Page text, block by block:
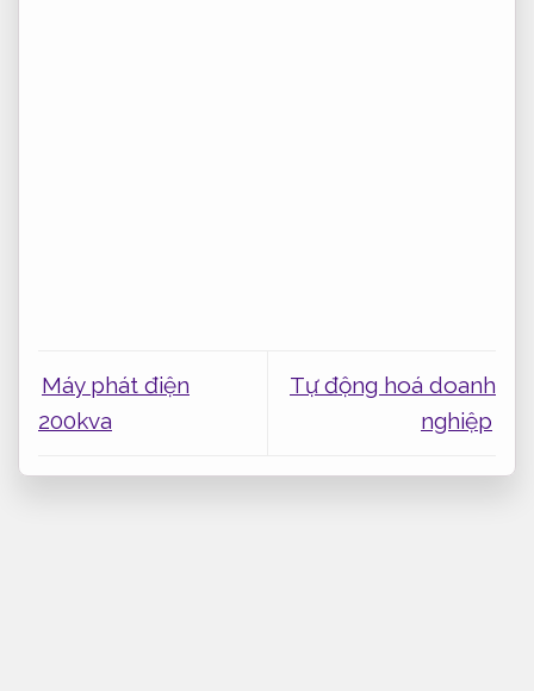
Máy phát điện
200kva
Tự động hoá doanh
nghiệp